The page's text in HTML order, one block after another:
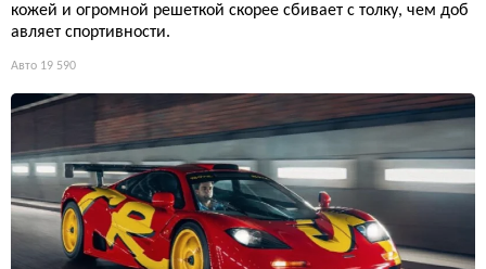
кожей и огромной решеткой скорее сбивает с толку, чем доб
авляет спортивности.
Авто 19 590